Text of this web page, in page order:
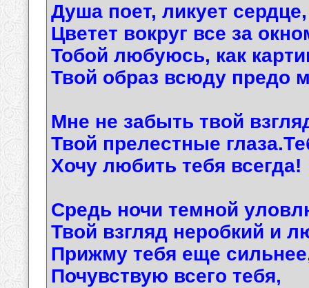
Душа поет, ликует сердце,
Цветет вокруг все за
Тобой любуюсь, как
Твой образ всюду предо
Мне не забыть твой
Твой прелестные
Хочу любить тебя всегда!
Средь ночи темной
Твой взгляд неробкий и
Прижму тебя еще
Почувствую всего тебя,